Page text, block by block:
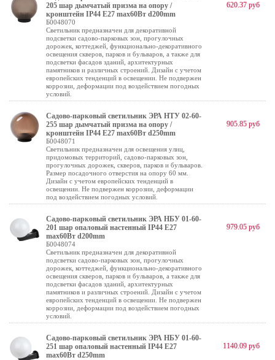
205 шар дымчатый призма на опору /
кронштейн IP44 Е27 max60Вт d200mm
Б0048070
Светильник предназначен для декоративной
подсветки садово-парковых зон, прогулочных
дорожек, коттеджей, функционально-декоративного
освещения скверов, парков и бульваров, а также для
подсветки фасадов зданий, архитектурных
памятников и различных строений. Дизайн с учетом
европейских тенденций в освещении. Не подвержен
коррозии, деформации под воздействием погодных
условий.
620.37 руб
Садово-парковый светильник ЭРА НТУ 02-60-
255 шар дымчатый призма на опору /
кронштейн IP44 Е27 max60Вт d250mm
Б0048071
Светильник предназначен для освещения улиц,
придомовых территорий, садово-парковых зон,
прогулочных дорожек, скверов, парков и бульваров.
Размер посадочного отверстия на опору 60 мм.
Дизайн с учетом европейских тенденций в
освещении. Не подвержен коррозии, деформации
под воздействием погодных условий.
905.85 руб
Садово-парковый светильник ЭРА НБУ 01-60-
201 шар опаловый настенный IP44 Е27
max60Вт d200mm
Б0048074
Светильник предназначен для декоративной
подсветки садово-парковых зон, прогулочных
дорожек, коттеджей, функционально-декоративного
освещения скверов, парков и бульваров, а также для
подсветки фасадов зданий, архитектурных
памятников и различных строений. Дизайн с учетом
европейских тенденций в освещении. Не подвержен
коррозии, деформации под воздействием погодных
условий.
979.05 руб
Садово-парковый светильник ЭРА НБУ 01-60-
251 шар опаловый настенный IP44 Е27
max60Вт d250mm
1140.09 руб